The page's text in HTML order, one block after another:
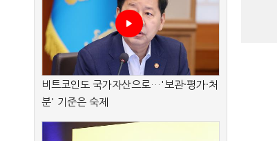
비트코인도 국가자산으로…'보관·평가·처
분' 기준은 숙제